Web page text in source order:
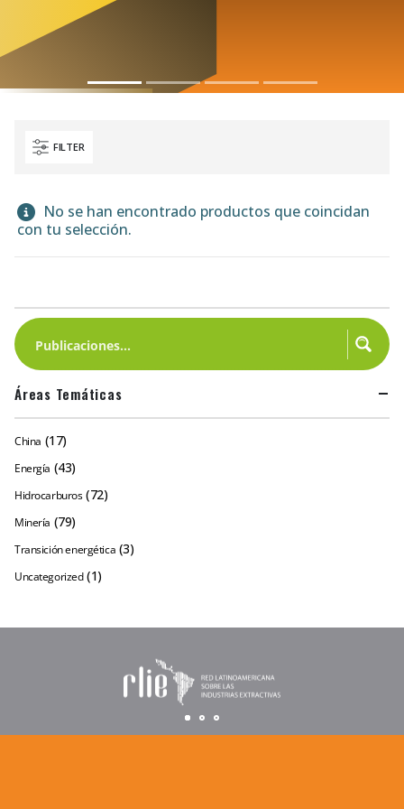
FILTER
No se han encontrado productos que coincidan
con tu selección.
Áreas Temáticas
China (17)
Energía (43)
Hidrocarburos (72)
Minería (79)
Transición energética (3)
Uncategorized (1)